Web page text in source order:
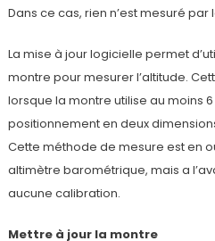
Dans ce cas, rien n’est mesuré par
La mise à jour logicielle permet
montre pour mesurer l’altitude.
lorsque la montre utilise au moins 6
positionnement en deux
Cette méthode de mesure est en
altimètre barométrique, mais a
aucune calibration.
Mettre à jour la montre